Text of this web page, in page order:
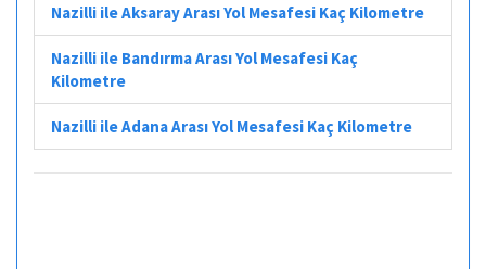
Nazilli ile Aksaray Arası Yol Mesafesi Kaç Kilometre
Nazilli ile Bandırma Arası Yol Mesafesi Kaç
Kilometre
Nazilli ile Adana Arası Yol Mesafesi Kaç Kilometre